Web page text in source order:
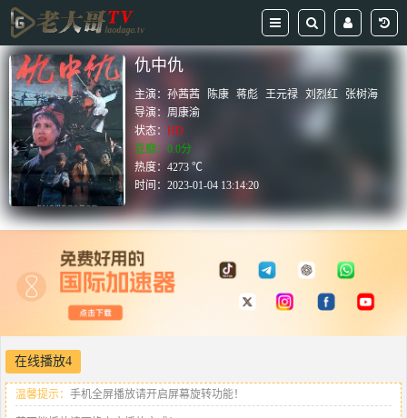
仇中仇
主演：孙茜茜 陈康 蒋彪 王元禄 刘烈红
张树海
导演：周康渝
状态：HD
豆瓣：0.0分
热度：4273 ℃
时间：2023-01-04 13:14:20
在线播放4
温馨提示： 手机全屏播放请开启屏幕旋转功能！